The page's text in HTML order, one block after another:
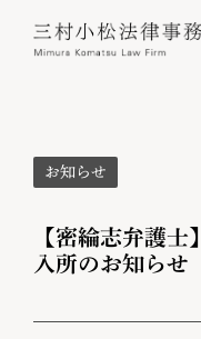
お知らせ
【密綸志弁護士】
入所のお知らせ